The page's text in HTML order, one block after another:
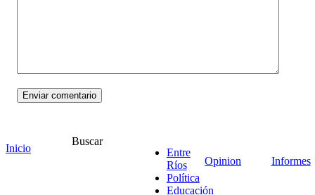
24 Abr 08:43
Inicio
Buscar
Entre
Ríos
Política
Educación
Opinion Informes